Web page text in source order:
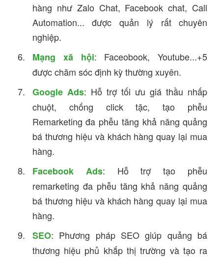
hàng như Zalo Chat, Facebook chat, Call
Automation... được quản lý rất chuyên
nghiệp.
Mạng xã hội: Faceobook, Youtube...+5
được chăm sóc định kỳ thường xuyên.
Google Ads: Hỗ trợ tối ưu giá thầu nhấp
chuột, chống click tặc, tạo phễu
Remarketing đa phễu tăng khả năng quảng
bá thương hiệu và khách hàng quay lại mua
hàng.
Facebook Ads: Hỗ trợ tạo phễu
remarketing đa phễu tăng khả năng quảng
bá thương hiệu và khách hàng quay lại mua
hàng.
SEO: Phương pháp SEO giúp quảng bá
thương hiệu phủ khắp thị trường và tạo ra